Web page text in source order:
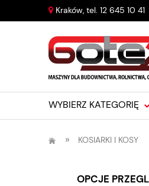
Kraków, tel. 12 645 10 41
WYBIERZ KATEGORIĘ
» KOSIARKI I KOSY
OPCJE